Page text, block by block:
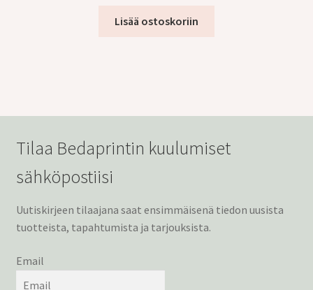
Lisää ostoskoriin
Tilaa Bedaprintin kuulumiset
sähköpostiisi
Uutiskirjeen tilaajana saat ensimmäisenä tiedon uusista
tuotteista, tapahtumista ja tarjouksista.
Email